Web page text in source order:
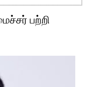
பற்றி